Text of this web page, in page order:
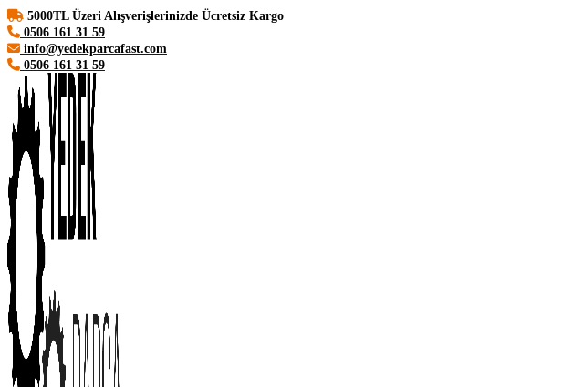
5000TL Üzeri Alışverişlerinizde Ücretsiz Kargo
0506 161 31 59
info@yedekparcafast.com
0506 161 31 59